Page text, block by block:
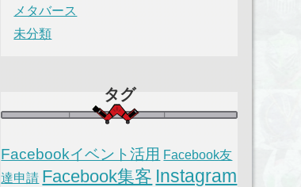
メタバース
未分類
タグ
Facebookイベント活用 Facebook友
達申請 Facebook集客 Instagram